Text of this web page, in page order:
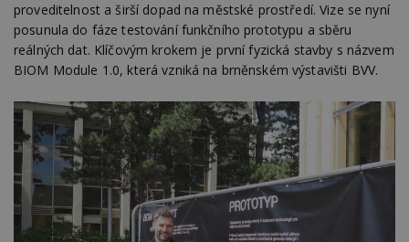
proveditelnost a širší dopad na městské prostředí. Vize se nyní
posunula do fáze testování funkčního prototypu a sběru
reálných dat. Klíčovým krokem je první fyzická stavby s názvem
BIOM Module 1.0, která vzniká na brněnském výstavišti BVV.